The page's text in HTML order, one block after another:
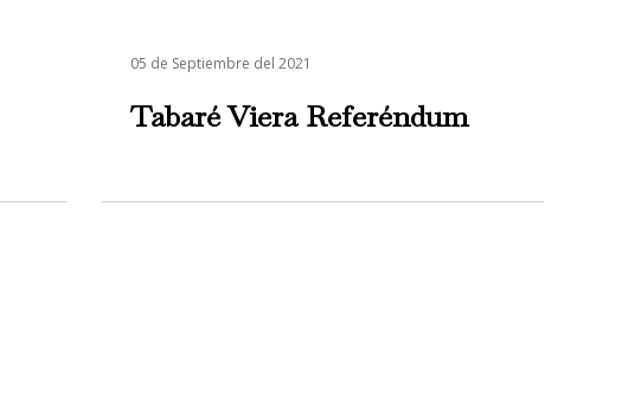
05 de Septiembre del 2021
Tabaré Viera Referéndum